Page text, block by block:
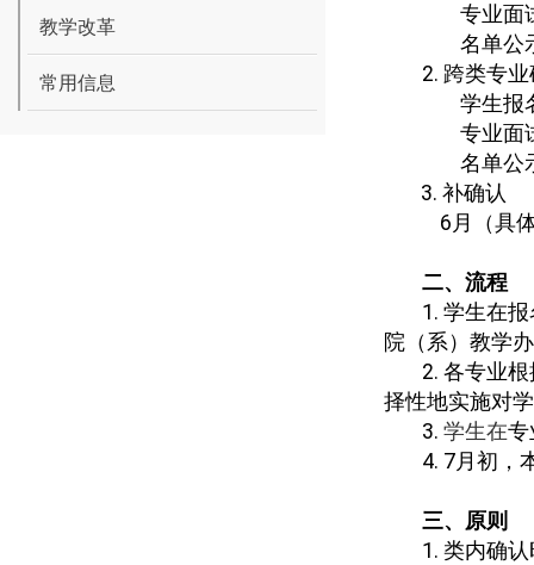
教学改革
常用信息
专业
名单公
2. 跨类专
学生报
专业面
名单公
3. 补确认
6月（具
二、流程
1. 学生在
院（系）教学
2. 各专业
择性地实施对
3. 学生在专
4. 7月初，
三、原则
1. 类内确